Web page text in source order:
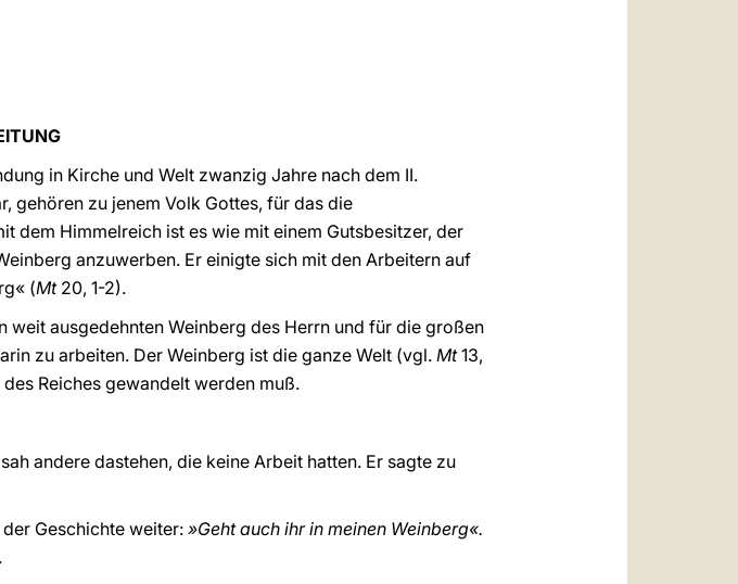
in Kirche und Welt zwanzig Jahre nach dem II.
gehören zu jenem Volk Gottes, für das die
dem Himmelreich ist es wie mit einem Gutsbesitzer, der
anzuwerben. Er einigte sich mit den Arbeitern auf
(Mt 20, 1-2).
weit ausgedehnten Weinberg des Herrn und für die großen
zu arbeiten. Der Weinberg ist die ganze Welt (vgl. Mt13,
Reiches gewandelt werden muß.
andere dastehen, die keine Arbeit hatten. Er sagte zu
Geschichte weiter: »Geht auch ihr in meinen Weinberg«.